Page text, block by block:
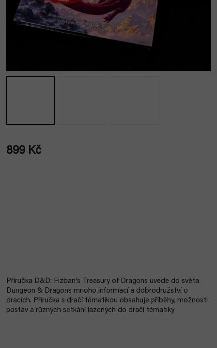
899 Kč
Příručka D&D: Fizban's Treasury of Dragons uvede do světa
Dungeon & Dragons mnoho informací a dobrodružství o
dracích. Příručka s dračí tématikou obsahuje příběhy, možnosti
postav a různých setkání lazených do dračí tématiky